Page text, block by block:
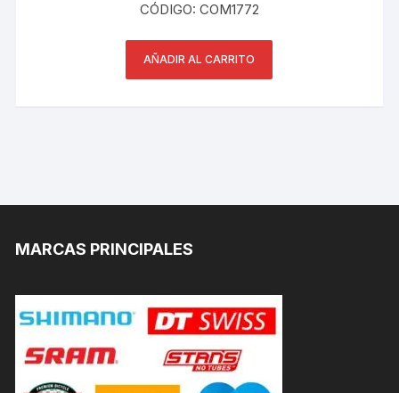
CÓDIGO: COM1772
AÑADIR AL CARRITO
MARCAS PRINCIPALES